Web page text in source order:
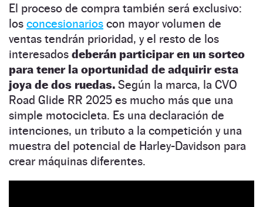
El proceso de compra también será exclusivo:
los concesionarios con mayor volumen de
ventas tendrán prioridad, y el resto de los
interesados deberán participar en un sorteo
para tener la oportunidad de adquirir esta
joya de dos ruedas. Según la marca, la CVO
Road Glide RR 2025 es mucho más que una
simple motocicleta. Es una declaración de
intenciones, un tributo a la competición y una
muestra del potencial de Harley-Davidson para
crear máquinas diferentes.